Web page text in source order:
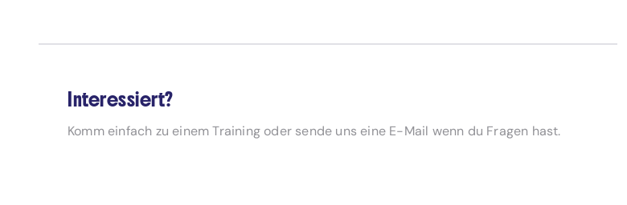
Interessiert?
Komm einfach zu einem Training oder sende uns eine E-Mail wenn du Fragen hast.